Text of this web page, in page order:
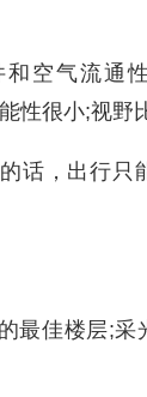
空气流通
性很小;视野
话，出行只
最佳楼层;采